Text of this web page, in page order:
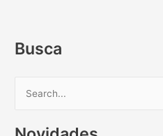
Busca